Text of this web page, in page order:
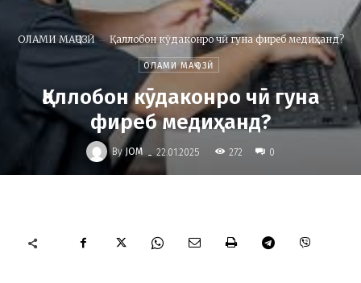
ОЛАМИ МАҶОЗӢ Қаллобон кӯдаконро чӣ гуна фиреб медиҳанд?
ОЛАМИ МАҶОЗӢ
Қаллобон кӯдаконро чӣ гуна
фиреб медиҳанд?
By JOM - 22.01.2025 272 0